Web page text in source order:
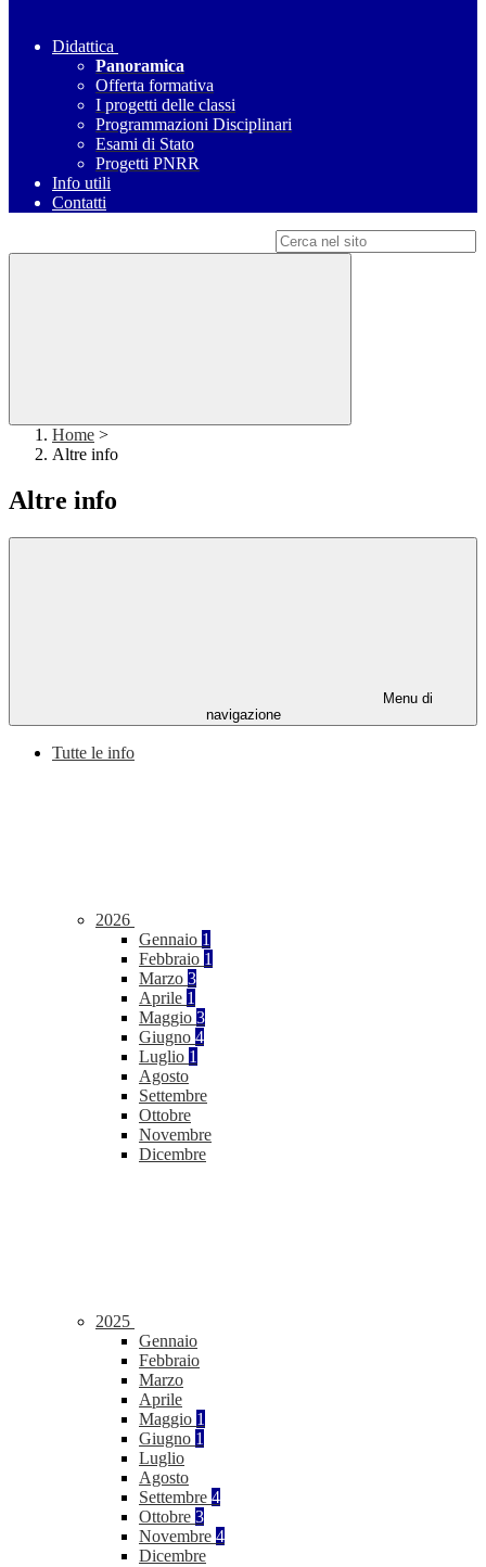
Didattica
Panoramica
Offerta formativa
I progetti delle classi
Programmazioni Disciplinari
Esami di Stato
Progetti PNRR
Info utili
Contatti
Home >
Altre info
Altre info
Menu di
navigazione
Tutte le info
2026
Gennaio 1
Febbraio 1
Marzo 3
Aprile 1
Maggio 3
Giugno 4
Luglio 1
Agosto
Settembre
Ottobre
Novembre
Dicembre
2025
Gennaio
Febbraio
Marzo
Aprile
Maggio 1
Giugno 1
Luglio
Agosto
Settembre 4
Ottobre 3
Novembre 4
Dicembre